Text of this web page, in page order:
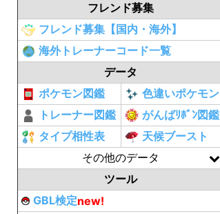
フレンド募集
フレンド募集【国内・海外】
海外トレーナーコード一覧
データ
ポケモン図鑑
色違いポケモン
トレーナー図鑑
がんばﾘﾎﾞﾝ図鑑
タイプ相性表
天候ブースト
その他のデータ
ツール
GBL検定new!